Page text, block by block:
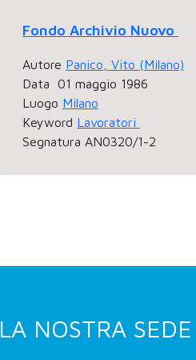
Fondo Archivio Nuovo
Autore Panico, Vito (Milano)
Data 01 maggio 1986
Luogo Milano
Keyword Lavoratori
Segnatura AN0320/1-2
LA NOSTRA SEDE